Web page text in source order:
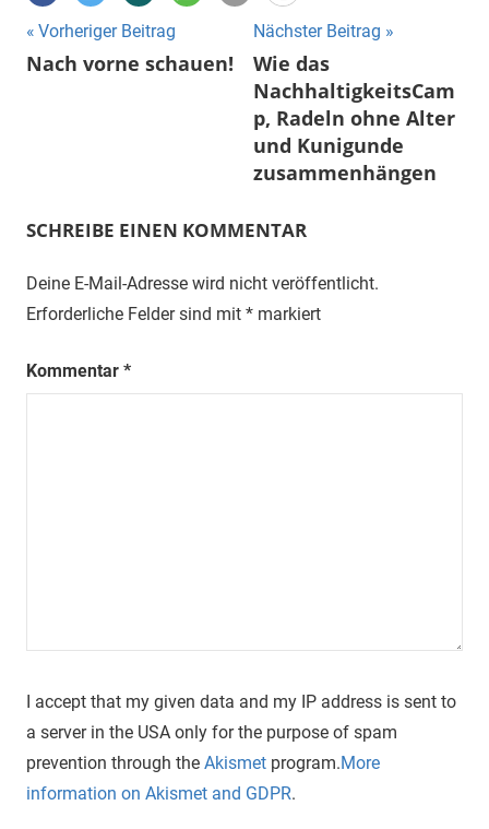
Beitragsnavigation
Vorheriger Beitrag
Nach vorne schauen!
Nächster Beitrag
Wie das
NachhaltigkeitsCam
p, Radeln ohne Alter
und Kunigunde
zusammenhängen
SCHREIBE EINEN KOMMENTAR
Deine E-Mail-Adresse wird nicht veröffentlicht.
Erforderliche Felder sind mit * markiert
Kommentar *
I accept that my given data and my IP address is sent to
a server in the USA only for the purpose of spam
prevention through the Akismet program.More
information on Akismet and GDPR.